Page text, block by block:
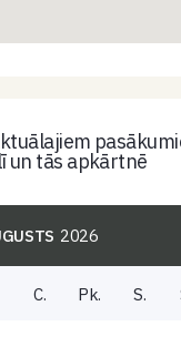
un tās apkārtnē
2026
C. Pk. S.